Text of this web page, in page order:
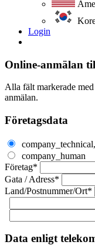
Login
Online-anmälan
Alla fält markerade med
anmälan.
Företagsdata
company_human
Företag*
Gata / Adress*
Land/Postnummer/Ort*
Data enligt